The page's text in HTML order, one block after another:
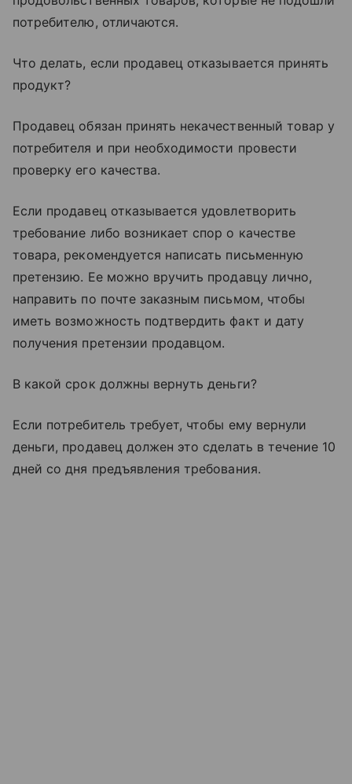
потребителю, отличаются.
Что делать, если продавец отказывается принять
продукт?
Продавец обязан принять некачественный товар у
потребителя и при необходимости провести
проверку его качества.
Если продавец отказывается удовлетворить
требование либо возникает спор о качестве
товара, рекомендуется написать письменную
претензию. Ее можно вручить продавцу лично,
направить по почте заказным письмом, чтобы
иметь возможность подтвердить факт и дату
получения претензии продавцом.
В какой срок должны вернуть деньги?
Если потребитель требует, чтобы ему вернули
деньги, продавец должен это сделать в течение 10
дней со дня предъявления требования.